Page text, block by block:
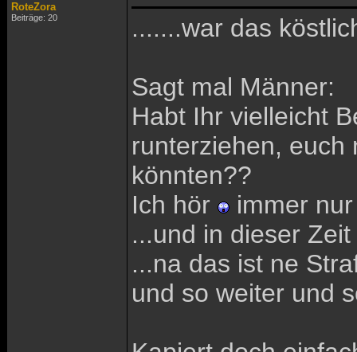
RoteZora
Beiträge: 20 .......war das
Sagt mal Männer:
Habt Ihr vielleicht
runterziehen, euch
könnten??
Ich hör
immer
...und in dieser
...na das ist ne
und so weiter und